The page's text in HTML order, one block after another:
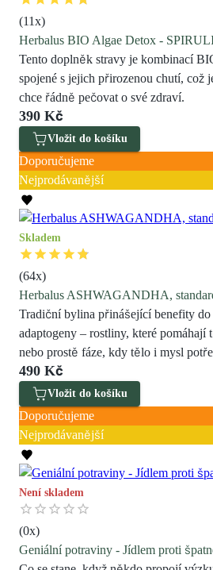
(11x)
Herbalus BIO Algae Detox -
Tento doplněk stravy je kombinací
spojené s jejich přirozenou chutí,
chce řádně pečovat o své zdraví.
390 Kč
Vložit do košíku
Doporučujeme
Nejprodávanější
Skladem
(64x)
Herbalus ASHWAGANDHA,
Tradiční bylina přinášející benefity do
adaptogeny – rostliny, které
nebo prostě fáze, kdy tělo i mysl
490 Kč
Vložit do košíku
Doporučujeme
Nejprodávanější
Není skladem
(0x)
Geniální potraviny - Jídlem proti